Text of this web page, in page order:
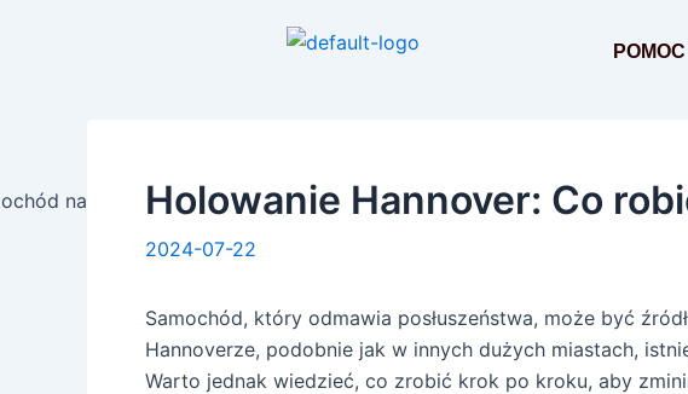
Holowanie Hannover: Co
2024-07-22
Samochód, który odmawia posłuszeństwa, może być
Hannoverze, podobnie jak w innych dużych miastach,
Warto jednak wiedzieć, co zrobić krok po kroku, aby